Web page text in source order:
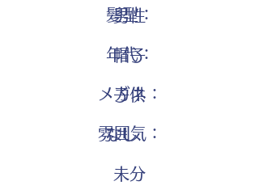
男性
髪型：
帽子
年代：
子供
メガネ：
なし
雰囲気：
未分